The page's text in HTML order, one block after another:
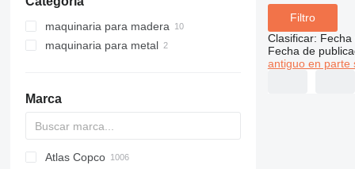
maquinaria para madera
pulidoras de madera
maquinaria para metal
Marca
PDS
APD
AB
Ensis
VZ
AG3
Atlas Copco
Filtro
Clasificar: Fecha
Fecha de
antiguo en parte